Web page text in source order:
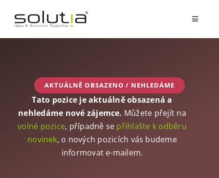
Toggle
Partnerství
O nás
AKTUÁLNĚ OBSAZENO / NEHLEDÁME
Tato pozice je aktuálně obsazená a
nehledáme nové zájemce. Můžete přejít na
volné pozice, případně se přihlašte k odběru
novinek, o nových pozicích vás budeme
informovat e-mailem.